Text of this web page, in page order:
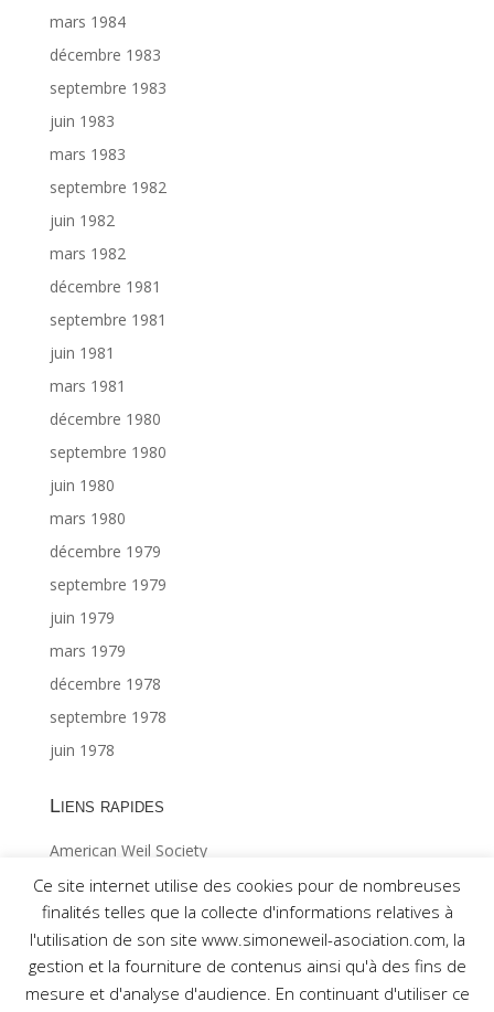
mars 1984
décembre 1983
septembre 1983
juin 1983
mars 1983
septembre 1982
juin 1982
mars 1982
décembre 1981
septembre 1981
juin 1981
mars 1981
décembre 1980
septembre 1980
juin 1980
mars 1980
décembre 1979
septembre 1979
juin 1979
mars 1979
décembre 1978
septembre 1978
juin 1978
Liens rapides
American Weil Society
Index général ©Gabriël MAES 1/2
Index général ©Gabriël MAES 2/2
Ce site internet utilise des cookies pour de nombreuses
finalités telles que la collecte d'informations relatives à
l'utilisation de son site www.simoneweil-asociation.com, la
gestion et la fourniture de contenus ainsi qu'à des fins de
mesure et d'analyse d'audience. En continuant d'utiliser ce